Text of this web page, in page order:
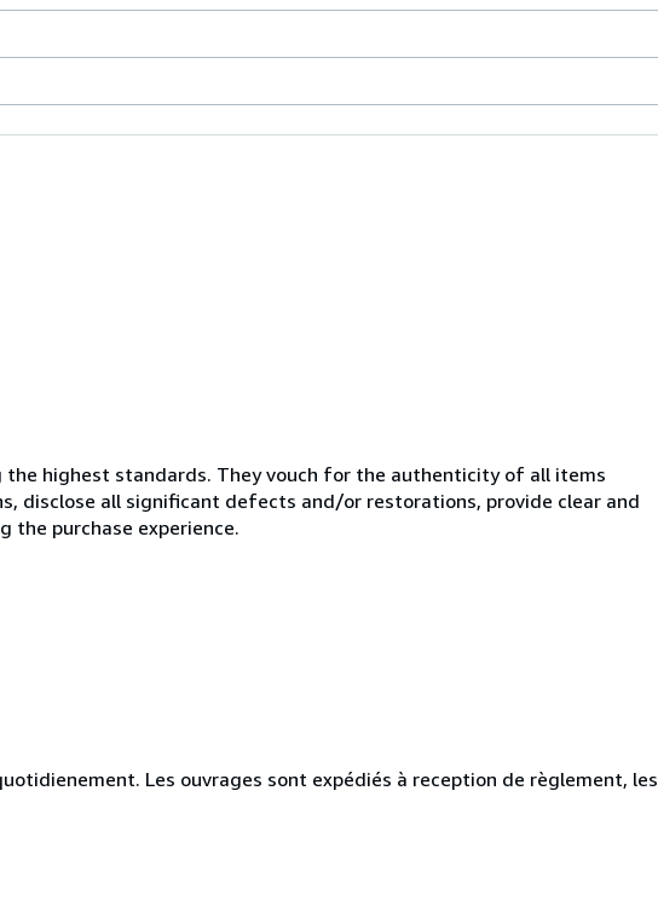
highest standards. They vouch for the authenticity of all items
disclose all significant defects and/or restorations, provide clear and
the purchase experience.
Les ouvrages sont expédiés à reception de règlement, les